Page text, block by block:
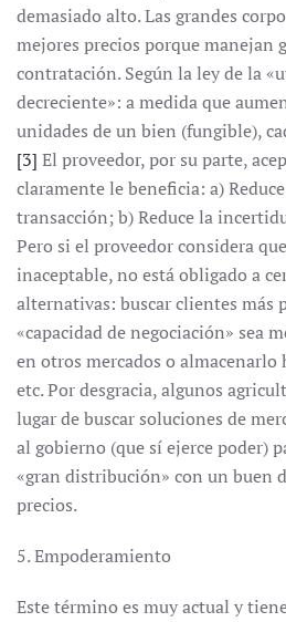
demasiado alto. Las grandes
mejores precios porque manejan
contratación. Según la ley de la
decreciente»: a medida que
unidades de un bien (fungible),
[3] El proveedor, por su parte,
claramente le beneficia: a)
transacción; b) Reduce la
Pero si el proveedor considera
inaceptable, no está obligado a
alternativas: buscar clientes más
«capacidad de negociación» sea
en otros mercados o almacenarlo
etc. Por desgracia, algunos
lugar de buscar soluciones de
al gobierno (que sí ejerce poder)
«gran distribución» con un buen
precios.
5. Empoderamiento
Este término es muy actual y